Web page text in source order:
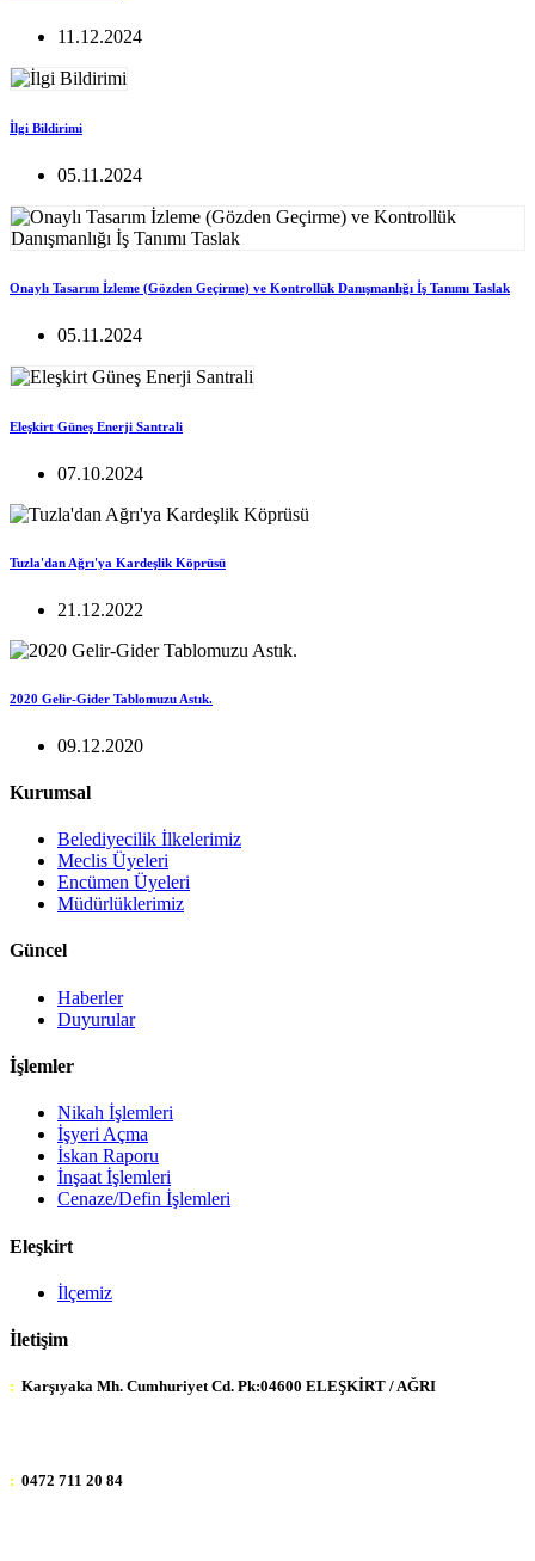
11.12.2024
İlgi Bildirimi
05.11.2024
Onaylı Tasarım İzleme (Gözden Geçirme) ve Kontrollük Danışmanlığı İş Tanımı Taslak
05.11.2024
Eleşkirt Güneş Enerji Santrali
07.10.2024
Tuzla'dan Ağrı'ya Kardeşlik Köprüsü
21.12.2022
2020 Gelir-Gider Tablomuzu Astık.
09.12.2020
Kurumsal
Belediyecilik İlkelerimiz
Meclis Üyeleri
Encümen Üyeleri
Müdürlüklerimiz
Güncel
Haberler
Duyurular
İşlemler
Nikah İşlemleri
İşyeri Açma
İskan Raporu
İnşaat İşlemleri
Cenaze/Defin İşlemleri
Eleşkirt
İlçemiz
İletişim
: Karşıyaka Mh. Cumhuriyet Cd. Pk:04600 ELEŞKİRT / AĞRI
: 0472 711 20 84